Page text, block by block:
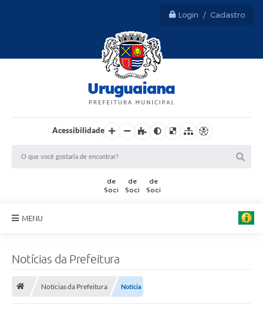
Login / Cadastro
Acessibilidade
MENU
Ouvidorias
Notícias da Prefeitura
Notícias da Prefeitura Notícia